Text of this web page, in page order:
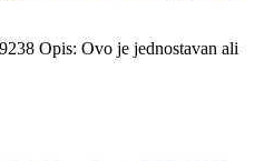
Opis: Ovo je jednostavan ali